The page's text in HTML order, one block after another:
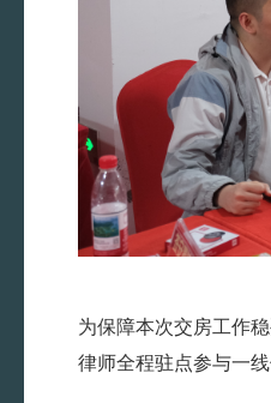
为保障本次交房工作
律师全程驻点参与一线